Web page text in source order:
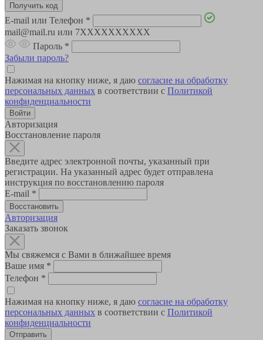
E-mail или Телефон *
mail@mail.ru или 7XXXXXXXXXX
Пароль *
Забыли пароль?
Нажимая на кнопку ниже, я даю согласие на обработку
персональных данных в соответствии с Политикой
конфиденциальности
Авторизация
Восстановление пароля
Введите адрес электронной почты, указанный при
регистрации. На указанный адрес будет отправлена
инструкция по восстановлению пароля
E-mail *
Авторизация
Заказать звонок
Мы свяжемся с Вами в ближайшее время
Ваше имя *
Телефон *
Нажимая на кнопку ниже, я даю согласие на обработку
персональных данных в соответствии с Политикой
конфиденциальности